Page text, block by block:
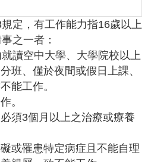
定，有工作能力指16歲以上
之一者：
讀空中大學、大學院校以上
班、僅於夜間或假日上課、
能工作。
。
須3個月以上之治療或療養
或罹患特定病症且不能自理